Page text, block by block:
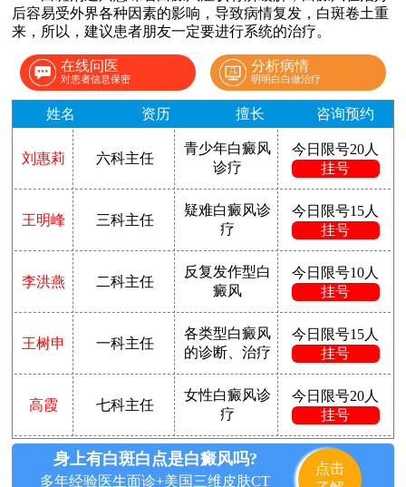
后容易受外界各种因素的影响，导致病情复发，白斑卷土重
来，所以，建议患者朋友一定要进行系统的治疗。
在线问医
对患者信息保密
分析病情
明明白白做治疗
姓名 资历 擅长 咨询预约
刘惠莉 六科主任
青少年白癜风
诊疗
今日限号20人
挂号
王明峰 三科主任
疑难白癜风诊
疗
今日限号15人
挂号
李洪燕 二科主任
反复发作型白
癜风
今日限号10人
挂号
王树申 一科主任
各类型白癜风
的诊断、治疗
今日限号15人
挂号
高霞 七科主任
女性白癜风诊
疗
今日限号20人
挂号
身上有白斑白点是白癜风吗?
多年经验医生面诊+美国三维皮肤CT
点击